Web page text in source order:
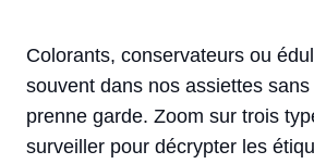
Colorants, conservateurs ou
souvent dans nos assiettes sans
prenne garde. Zoom sur trois
surveiller pour décrypter les